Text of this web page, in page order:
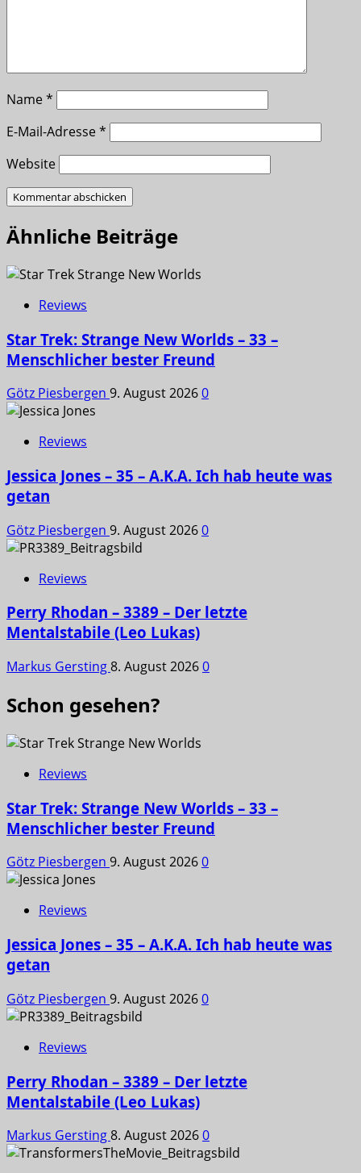
Name*
E-Mail-Adresse*
Website
Ähnliche Beiträge
Reviews
Star Trek: Strange New Worlds – 33 –
Menschlicher bester Freund
Götz Piesbergen 9. August 20260
Reviews
Jessica Jones – 35 – A.K.A. Ich hab heute was
getan
Götz Piesbergen 9. August 20260
Reviews
Perry Rhodan – 3389 – Der letzte
Mentalstabile (Leo Lukas)
Markus Gersting8. August 20260
Schon gesehen?
Reviews
Star Trek: Strange New Worlds – 33 –
Menschlicher bester Freund
Götz Piesbergen 9. August 20260
Reviews
Jessica Jones – 35 – A.K.A. Ich hab heute was
getan
Götz Piesbergen 9. August 20260
Reviews
Perry Rhodan – 3389 – Der letzte
Mentalstabile (Leo Lukas)
Markus Gersting8. August 20260